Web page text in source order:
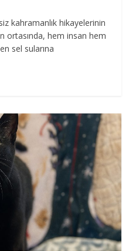
kahramanlık hikayelerinin
ortasında, hem insan hem
sel sularına